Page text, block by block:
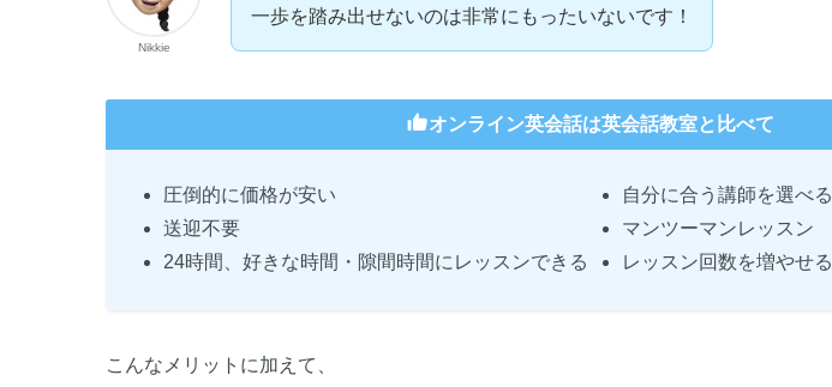
Nikkie
一歩を踏み出せないのは非常にもったいないです！
オンライン英会話は英会話教室と比べて
圧倒的に価格が安い
送迎不要
24時間、好きな時間・隙間時間にレッスンできる
自分に合う講師を選べる
マンツーマンレッスン
レッスン回数を増やせる
こんなメリットに加えて、